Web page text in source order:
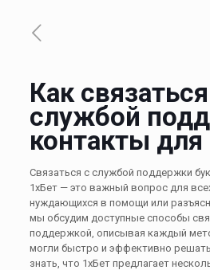
Как
службой
контакты
Связаться с службой поддержки
1хБет — это важный вопрос для
нуждающихся в помощи или
мы обсудим доступные способы
поддержкой, описывая каждый
могли быстро и эффективно
знать, что 1хБет предлагает